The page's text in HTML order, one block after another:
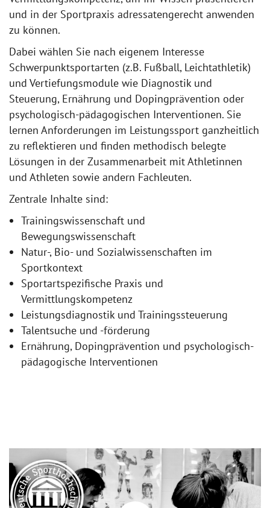
und in der Sportpraxis adressatengerecht anwenden
zu können.
Dabei wählen Sie nach eigenem Interesse
Schwerpunktsportarten (z.B. Fußball, Leichtathletik)
und Vertiefungsmodule wie Diagnostik und
Steuerung, Ernährung und Dopingprävention oder
psychologisch-pädagogischen Interventionen. Sie
lernen Anforderungen im Leistungssport ganzheitlich
zu reflektieren und finden methodisch belegte
Lösungen in der Zusammenarbeit mit Athletinnen
und Athleten sowie andern Fachleuten.
Zentrale Inhalte sind:
Trainingswissenschaft und
Bewegungswissenschaft
Natur-, Bio- und Sozialwissenschaften im
Sportkontext
Sportartspezifische Praxis und
Vermittlungskompetenz
Leistungsdiagnostik und Trainingssteuerung
Talentsuche und -förderung
Ernährung, Dopingprävention und psychologisch-
pädagogische Interventionen